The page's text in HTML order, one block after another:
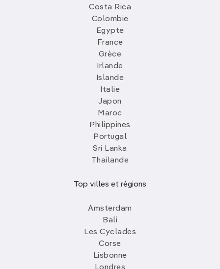
Costa Rica
Colombie
Egypte
France
Grèce
Irlande
Islande
Italie
Japon
Maroc
Philippines
Portugal
Sri Lanka
Thailande
Top villes et régions
Amsterdam
Bali
Les Cyclades
Corse
Lisbonne